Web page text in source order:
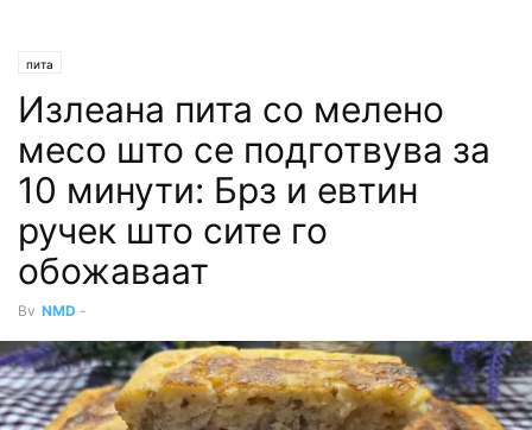
пита
Излеана пита со мелено
месо што се подготвува за
10 минути: Брз и евтин
ручек што сите го
обожаваат
By NMD -